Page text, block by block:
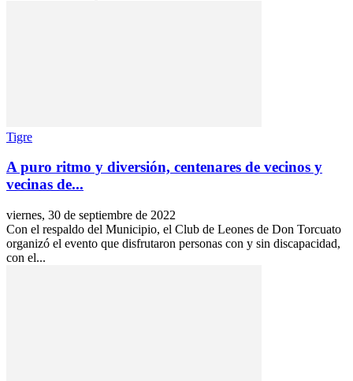
Tigre
A puro ritmo y diversión, centenares de vecinos y
vecinas de...
viernes, 30 de septiembre de 2022
Con el respaldo del Municipio, el Club de Leones de Don Torcuato
organizó el evento que disfrutaron personas con y sin discapacidad,
con el...